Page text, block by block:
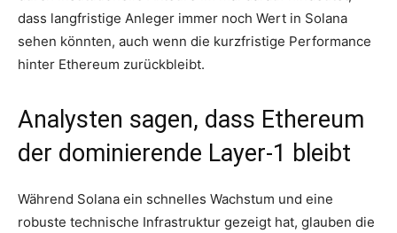
dass langfristige Anleger immer noch Wert in Solana
sehen könnten, auch wenn die kurzfristige Performance
hinter Ethereum zurückbleibt.
Analysten sagen, dass Ethereum
der dominierende Layer-1 bleibt
Während Solana ein schnelles Wachstum und eine
robuste technische Infrastruktur gezeigt hat, glauben die